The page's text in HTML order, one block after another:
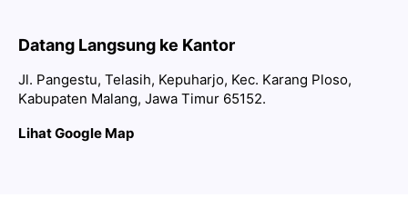
Datang Langsung ke Kantor
Jl. Pangestu, Telasih, Kepuharjo, Kec. Karang Ploso,
Kabupaten Malang, Jawa Timur 65152.
Lihat Google Map